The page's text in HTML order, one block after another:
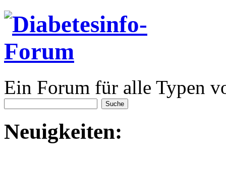
Ein Forum für alle Typen
Neuigkeiten: